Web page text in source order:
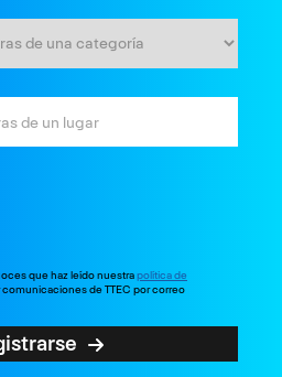
que haz leído nuestrapolítica de
de TTEC por correo